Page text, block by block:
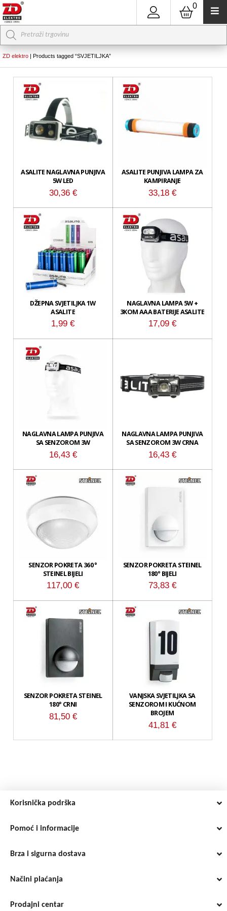
0
Products
search
ZD elektro | Products tagged “SVJETILJKA”
ASALITE NAGLAVNA PUNJIVA
5W LED
30,36 €
ASALITE PUNJIVA LAMPA ZA
KAMPIRANJE
33,18€
DŽEPNA SVJETILJKA 1W
ASALITE
1,99€
NAGLAVNA LAMPA 5W +
3KOM AAA BATERIJE ASALITE
17,09€
NAGLAVNA LAMPA PUNJIVA
SA SENZOROM 3W
16,43 €
NAGLAVNA LAMPA PUNJIVA
SA SENZOROM 3W CRNA
16,43€
SENZOR POKRETA 360 °
STEINEL BIJELI
117,00€
SENZOR POKRETA STEINEL
180° BIJELI
73,83€
SENZOR POKRETA STEINEL
180° CRNI
81,50 €
VANJSKA SVJETILJKA SA
SENZOROM I KUĆNOM
BROJEM
41,81€
Korisnička podrška
Pomoć i informacije
Brza i sigurna dostava
Načini plaćanja
Prodajni centar